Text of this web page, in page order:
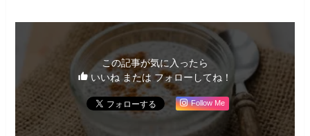
この記事が気に入ったら
いいね または フォローしてね！
Follow Me